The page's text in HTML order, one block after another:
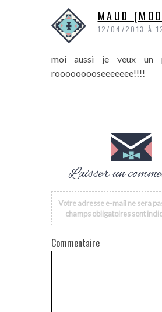
MAUD
12/04/2013 À
moi aussi je veux un
rooooooooseeeeeee!!!!
Laisser un
Votre adresse e-mail ne sera
champs obligatoires sont